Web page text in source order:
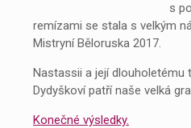
s
remízami se stala s velkým
Mistryní Běloruska 2017.
Nastassii a její dlouholetému
Dydyškoví patří naše velká
Konečné výsledky.